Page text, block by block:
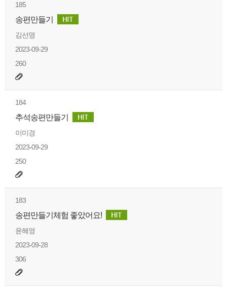
185
송편만들기
김선명
2023-09-29
260
184
추석송편만들기
이미경
2023-09-29
250
183
송편만들기체험 좋았어요!
윤혜영
2023-09-28
306